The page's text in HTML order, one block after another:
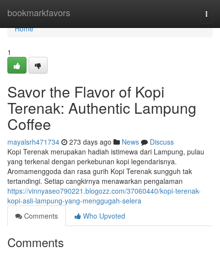
bookmarkfavors
Home
Home
1
Savor the Flavor of Kopi
Terenak: Authentic Lampung
Coffee
mayalsrh471734 273 days ago News
Discuss
Kopi Terenak merupakan hadiah istimewa dari Lampung, pulau
yang terkenal dengan perkebunan kopi legendarisnya.
Aromamenggoda dan rasa gurih Kopi Terenak sungguh tak
tertandingi. Setiap cangkirnya menawarkan pengalaman
https://vinnyaseo790221.blogozz.com/37060440/kopi-terenak-
kopi-asli-lampung-yang-menggugah-selera
Comments
Who Upvoted
Comments